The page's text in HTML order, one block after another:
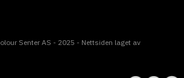
Senter AS - 2025 - Nettsiden laget av